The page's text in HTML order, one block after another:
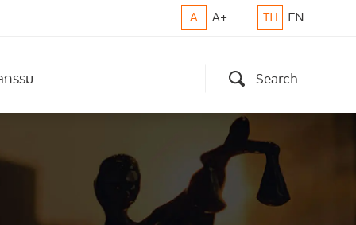
A A+ TH EN
รรม Search